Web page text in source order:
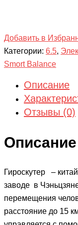
Добавить в
Категории: 6.5,
Smort Balance
Описание
Отзывы (0)
Описание
Гироскутер –
заводе в
перемещения
расстояние до 15